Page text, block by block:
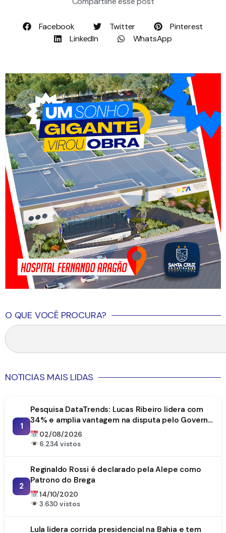
Facebook Twitter
Pinterest
LinkedIn
WhatsApp
O QUE VOCÊ PROCURA?
NOTICIAS MAIS LIDAS
1
Pesquisa DataTrends: Lucas Ribeiro lidera com
34% e amplia vantagem na disputa pelo Governo
da Paraíba
02/08/2026
6.234 vistos
2
Reginaldo Rossi é declarado pela Alepe como
Patrono do Brega
14/10/2020
3.630 vistos
Lula lidera corrida presidencial na Bahia e tem